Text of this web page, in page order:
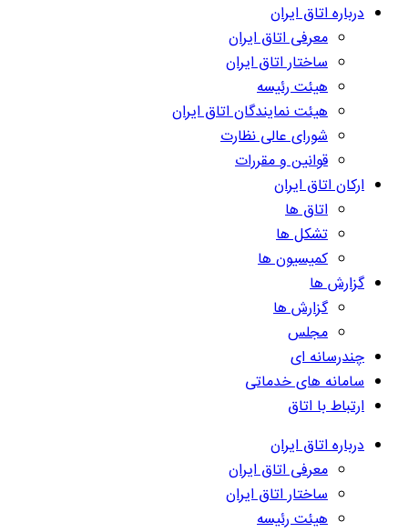
درباره اتاق ایران
معرفی اتاق ایران
ساختار اتاق ایران
هیئت رئیسه
هیئت نمایندگان اتاق ایران
شورای عالی نظارت
قوانین و مقررات
ارکان اتاق ایران
اتاق ها
تشکل ها
کمیسیون ها
گزارش ها
گزارش ها
مجلس
چندرسانه ای
سامانه های خدماتی
ارتباط با اتاق
درباره اتاق ایران
معرفی اتاق ایران
ساختار اتاق ایران
هیئت رئیسه